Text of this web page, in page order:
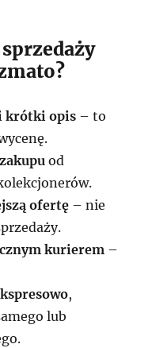
i krótki opis – to
od
ofertę – nie
kurierem –
,
lub